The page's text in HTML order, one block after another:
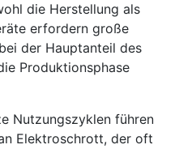
die Herstellung als
erfordern große
der Hauptanteil des
Produktionsphase
Nutzungszyklen führen
Elektroschrott, der oft